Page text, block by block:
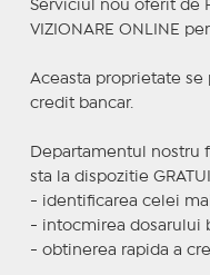
Serviciul nou oferit de
VIZIONARE ONLINE
Aceasta proprietate
credit bancar.
Departamentul nostru
sta la dispozitie
- identificarea celei
- intocmirea dosarului
- obtinerea rapida a